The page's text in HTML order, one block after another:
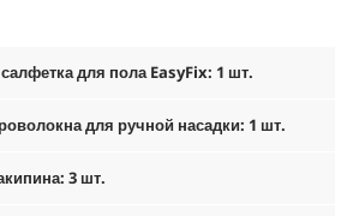
для полаEasyFix: 1 шт.
для ручной насадки: 1 шт.
3 шт.